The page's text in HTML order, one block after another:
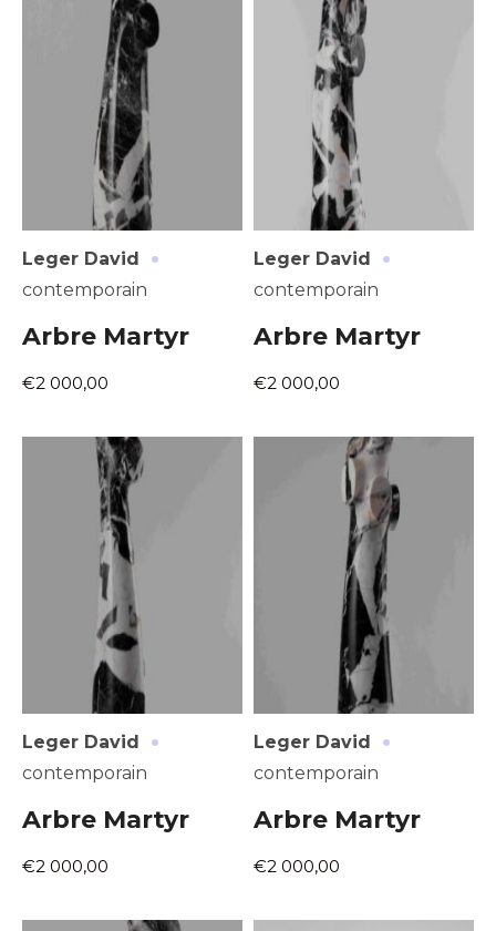
Adresse email*
Nom
Prénom
Statut / Organisation
J'accepte les
* Champ obligatoire
Adresse email*
Statut / Organisation
J'accepte les
* Champ obligatoire
Leger David ·
contemporain
Arbre Martyr
€2 000,00
Leger David ·
contemporain
Arbre Martyr
€2 000,00
Leger David ·
contemporain
Arbre Martyr
€2 000,00
Leger David ·
contemporain
Arbre Martyr
€2 000,00